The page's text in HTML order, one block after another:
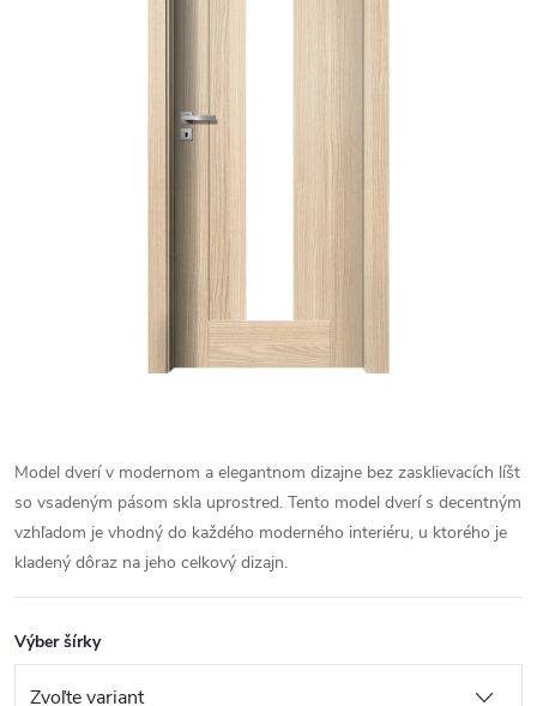
Model dverí v modernom a elegantnom dizajne bez zasklievacích líšt
so vsadeným pásom skla uprostred. Tento model dverí s decentným
vzhľadom je vhodný do každého moderného interiéru, u ktorého je
kladený dôraz na jeho celkový dizajn.
Výber šírky